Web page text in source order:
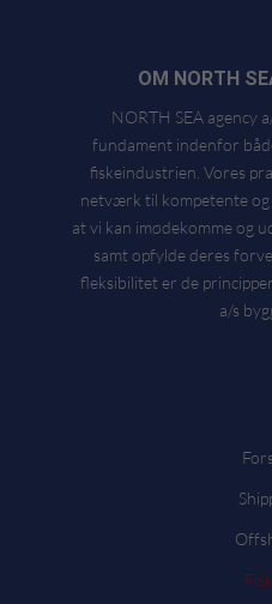
OM NORTH
NORTH SEA agency
fundament indenfor
fiskeindustrien. Vores
netværk til kompetente
at vi kan imødekomme og
samt opfylde deres
fleksibilitet er de
a/s